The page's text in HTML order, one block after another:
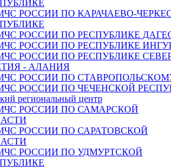
РОССИИ ПО КАРАЧАЕВО-
РОССИИ ПО РЕСПУБЛИКЕ
РОССИИ ПО РЕСПУБЛИКЕ
РОССИИ ПО РЕСПУБЛИКЕ
- АЛАНИЯ
РОССИИ ПО
РОССИИ ПО ЧЕЧЕНСКОЙ
региональный центр
РОССИИ ПО САМАРСКОЙ
РОССИИ ПО САРАТОВСКОЙ
РОССИИ ПО УДМУРТСКОЙ